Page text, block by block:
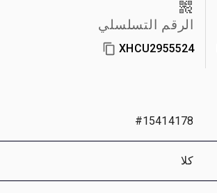
الرقم التسلسلي
XHCU2955524
#15414178
كلا